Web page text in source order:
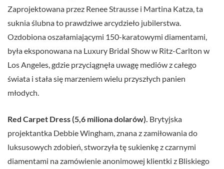
Zaprojektowana przez Renee Strausse i Martina Katza, ta
suknia ślubna to prawdziwe arcydzieło jubilerstwa.
Ozdobiona oszałamiającymi 150-karatowymi diamentami,
była eksponowana na Luxury Bridal Show w Ritz-Carlton w
Los Angeles, gdzie przyciągnęła uwagę mediów z całego
świata i stała się marzeniem wielu przyszłych panien
młodych.
Red Carpet Dress (5,6 miliona dolarów). Brytyjska
projektantka Debbie Wingham, znana z zamiłowania do
luksusowych zdobień, stworzyła tę sukienkę z czarnymi
diamentami na zamówienie anonimowej klientki z Bliskiego